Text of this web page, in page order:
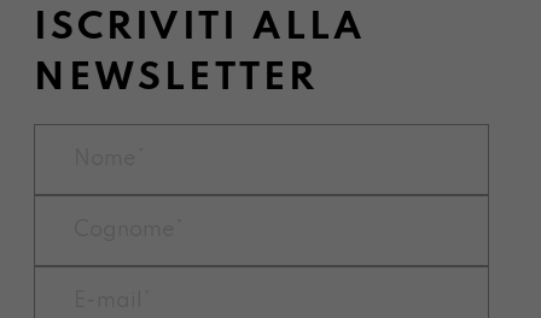
ISCRIVITI ALLA
NEWSLETTER